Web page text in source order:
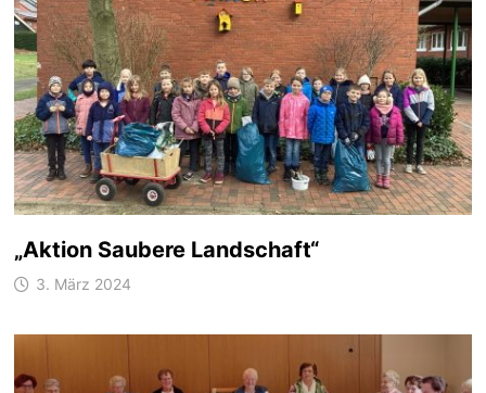
„Aktion Saubere Landschaft“
3. März 2024